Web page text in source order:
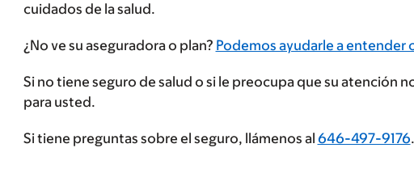
cuidados de la salud.
Ingrese
proveedor
de
¿No ve su aseguradora o plan? Podemos ayudarle a entender
Si no tiene seguro de salud o si le preocupa que su
para usted.
Si tiene preguntas sobre el seguro, llámenos al 646-497-9176.